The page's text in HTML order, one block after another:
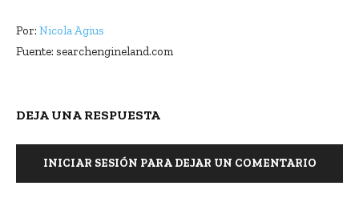
Por: Nicola Agius
Fuente: searchengineland.com
DEJA UNA RESPUESTA
INICIAR SESIÓN PARA DEJAR UN COMENTARIO